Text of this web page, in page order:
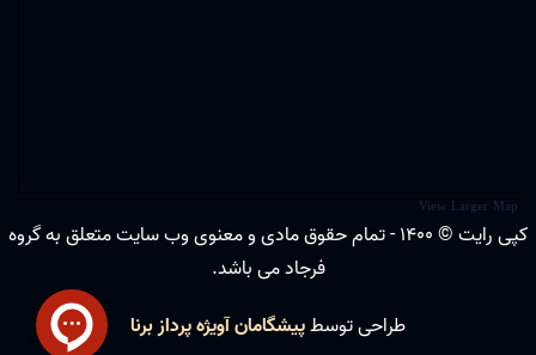
View Larger Map
کپی رایت © 1400 - تمام حقوق مادی و معنوی وب سایت متعلق به گروه
فرجاد می باشد.
طراحی توسطپیشگامان آویژه پرداز برنا